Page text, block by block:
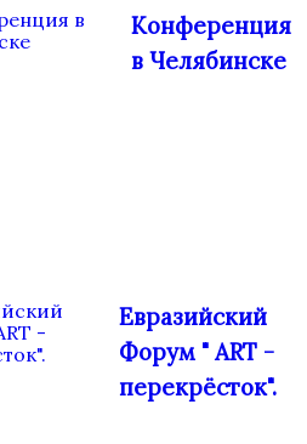
Конференция
в Челябинске
Евразийский
Форум " ART -
перекрёсток".